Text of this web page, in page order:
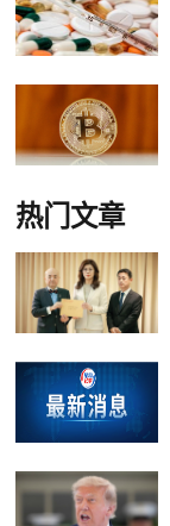
热门文章